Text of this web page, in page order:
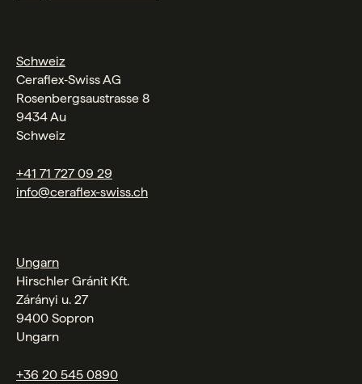
Schweiz
Ceraflex‑Swiss AG
Rosenbergsaustrasse 8
9434 Au
Schweiz
+41 71 727 09 29
info@ceraflex-swiss.ch
Ungarn
Hirschler Gránit Kft.
Zárányi u. 27
9400 Sopron
Ungarn
+36 20 545 0890